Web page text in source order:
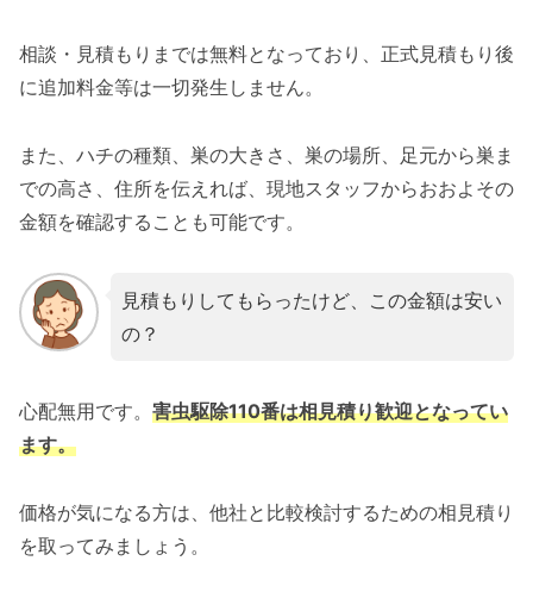
相談・見積もりまでは無料となっており、正式見積もり後
に追加料金等は一切発生しません。
また、ハチの種類、巣の大きさ、巣の場所、足元から巣ま
での高さ、住所を伝えれば、現地スタッフからおおよその
金額を確認することも可能です。
見積もりしてもらったけど、この金額は安い
の？
心配無用です。 害虫駆除110番は相見積り歓迎となってい
ます。
価格が気になる方は、他社と比較検討するための相見積り
を取ってみましょう。